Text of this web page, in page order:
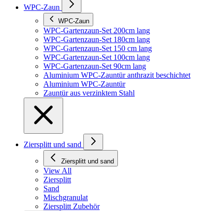
WPC-Zaun
WPC-Zaun
WPC-Gartenzaun-Set 200cm lang
WPC-Gartenzaun-Set 180cm lang
WPC-Gartenzaun-Set 150 cm lang
WPC-Gartenzaun-Set 100cm lang
WPC-Gartenzaun-Set 90cm lang
Aluminium WPC-Zauntür anthrazit beschichtet
Aluminium WPC-Zauntür
Zauntür aus verzinktem Stahl
Ziersplitt und sand
Ziersplitt und sand
View All
Ziersplitt
Sand
Mischgranulat
Ziersplitt Zubehör